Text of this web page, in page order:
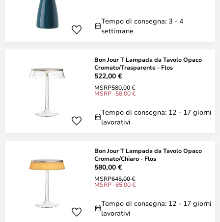
Tempo di consegna: 3 - 4
settimane
Bon Jour T Lampada da Tavolo Opaco
Cromato/Trasparente - Flos
522,00 €
MSRP580,00 €
MSRP -58,00 €
Tempo di consegna: 12 - 17 giorni
lavorativi
Bon Jour T Lampada da Tavolo Opaco
Cromato/Chiaro - Flos
580,00 €
MSRP645,00 €
MSRP -65,00 €
Tempo di consegna: 12 - 17 giorni
lavorativi